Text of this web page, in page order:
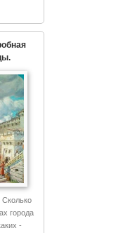
единый
города
-